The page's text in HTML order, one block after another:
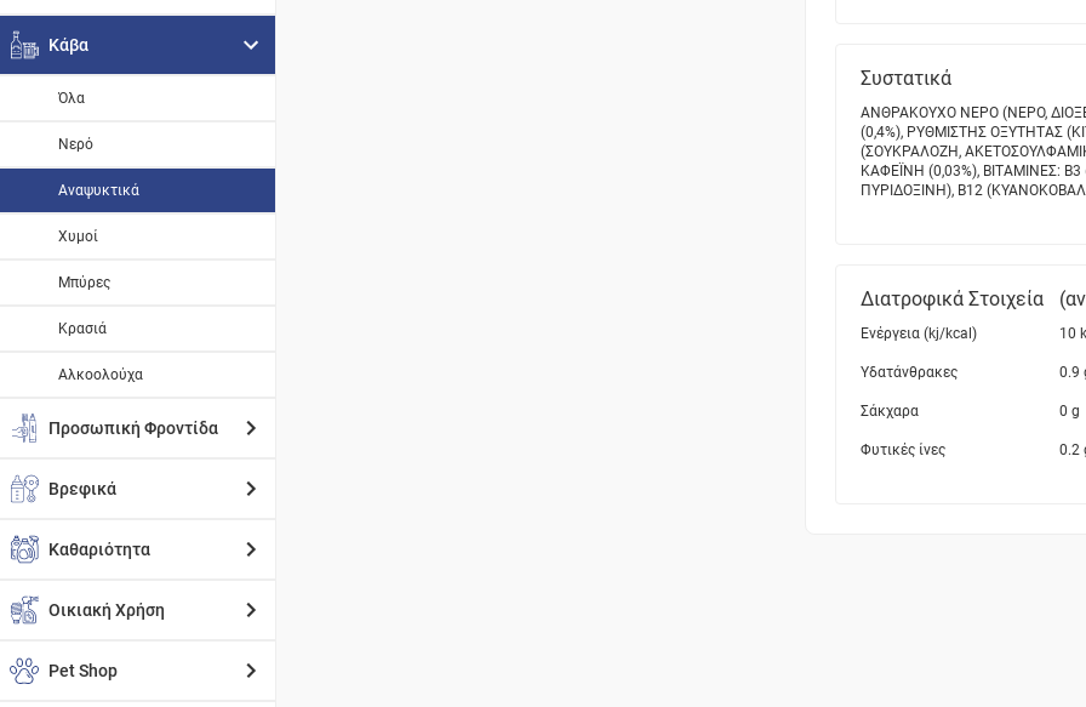
Κάβα
Όλα
Νερό
Αναψυκτικά
Χυμοί
Μπύρες
Κρασιά
Αλκοολούχα
Προσωπική Φροντίδα
Βρεφικά
Καθαριότητα
Οικιακή Χρήση
Pet Shop
Συστατικά
ΑΝΘΡΑΚΟΥΧΟ ΝΕΡΟ (ΝΕΡΟ,
(0,4%), ΡΥΘΜΙΣΤΗΣ ΟΞΥΤΗΤΑΣ
(ΣΟΥΚΡΑΛOΖΗ,
ΚΑΦΕΪΝΗ (0,03%), ΒΙΤΑΜΙΝΕΣ:
ΠΥΡΙ∆ΟΞΙΝΗ), B12
Διατροφικά Στοιχεία
Ενέργεια (kj/kcal) 10
Υδατάνθρακες 0.9
Σάκχαρα 0 g
Φυτικές ίνες 0.2